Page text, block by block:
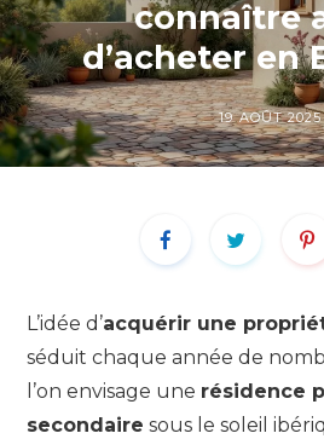
connaître
d’acheter en
19 AOÛT 2025
L’idée d’acquérir une
séduit chaque année de
l’on envisage une résidence
secondaire sous le soleil